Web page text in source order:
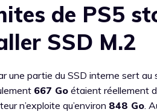
de PS5
SSD M.2
une partie du SSD interne sert
667 Go étaient réellement
n’exploite qu’environ 848 Go.